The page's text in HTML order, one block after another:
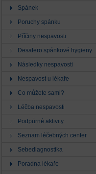
Spánek
Poruchy spánku
Příčiny nespavosti
Desatero spánkové hygieny
Následky nespavosti
Nespavost u lékaře
Co můžete sami?
Léčba nespavosti
Podpůrné aktivity
Seznam léčebných center
Sebediagnostika
Poradna lékaře